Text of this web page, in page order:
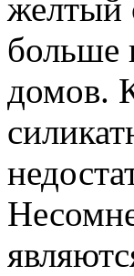
желтый
больше
домов.